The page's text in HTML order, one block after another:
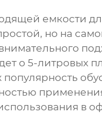
емкости
но на
о5-литровых
популярность
в